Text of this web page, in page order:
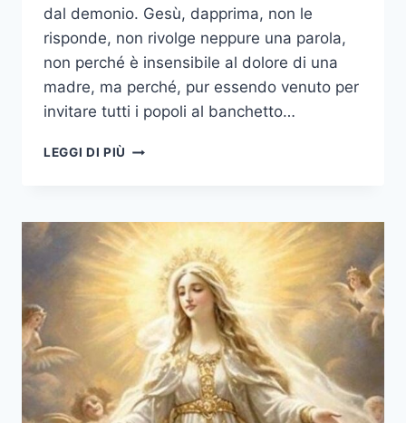
dal demonio. Gesù, dapprima, non le
risponde, non rivolge neppure una parola,
non perché è insensibile al dolore di una
madre, ma perché, pur essendo venuto per
invitare tutti i popoli al banchetto…
LEGGI DI PIÙ